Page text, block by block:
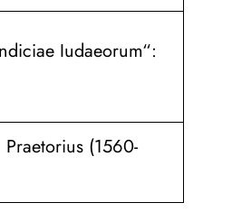
Iudaeorum“:
(1560-